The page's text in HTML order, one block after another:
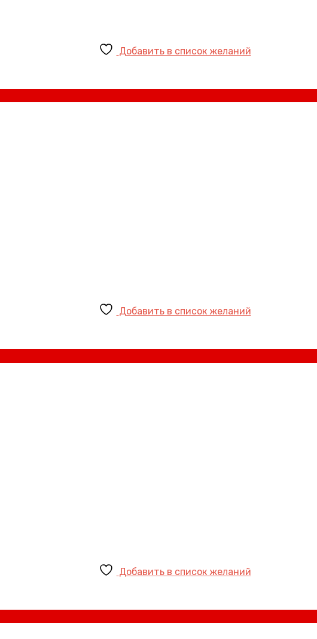
Добавить в список желаний
Добавить в список желаний
Добавить в список желаний